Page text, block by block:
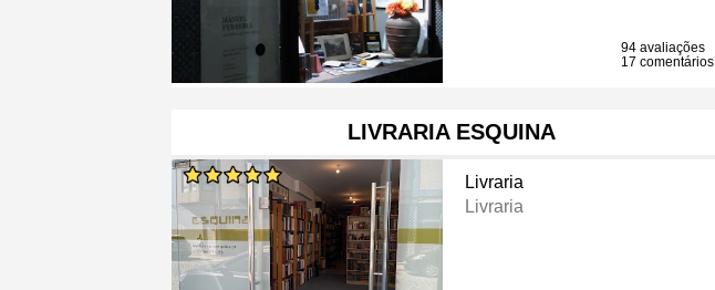
94 avaliações
17 comentários
LIVRARIA ESQUINA
Livraria
Livraria